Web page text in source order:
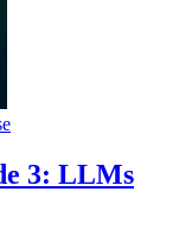
3: LLMs